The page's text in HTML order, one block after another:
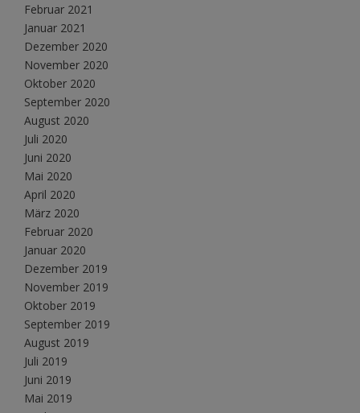
Februar 2021
Januar 2021
Dezember 2020
November 2020
Oktober 2020
September 2020
August 2020
Juli 2020
Juni 2020
Mai 2020
April 2020
März 2020
Februar 2020
Januar 2020
Dezember 2019
November 2019
Oktober 2019
September 2019
August 2019
Juli 2019
Juni 2019
Mai 2019